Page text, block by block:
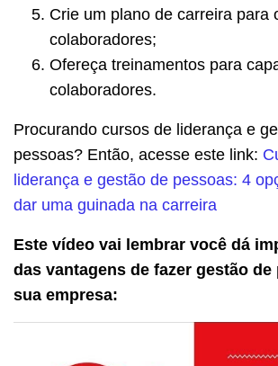
Crie um plano de carreira para
colaboradores;
Ofereça treinamentos para
colaboradores.
Procurando cursos de liderança e
pessoas? Então, acesse este link:
liderança e gestão de pessoas: 4
dar uma guinada na carreira
Este vídeo vai lembrar você dá
das vantagens de fazer gestão de
sua empresa: